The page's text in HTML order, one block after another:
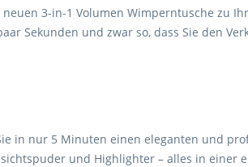
3-in-1 Volumen Wimperntusche zu
Sekunden und zwar so, dass Sie den
in nur 5 Minuten einen eleganten und
und Highlighter – alles in einer